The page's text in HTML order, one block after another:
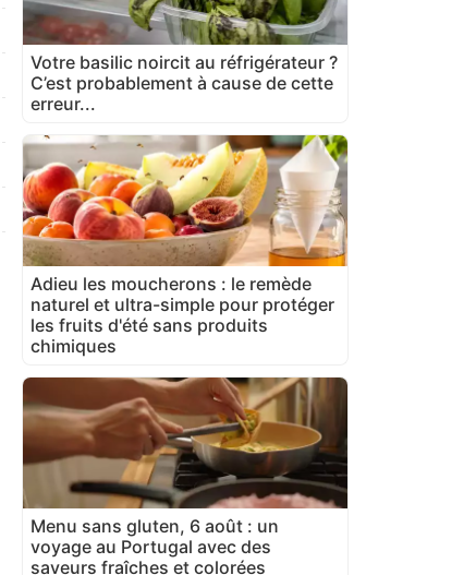
Votre basilic noircit au réfrigérateur ?
C’est probablement à cause de cette
erreur...
Adieu les moucherons : le remède
naturel et ultra-simple pour protéger
les fruits d'été sans produits
chimiques
Menu sans gluten, 6 août : un
voyage au Portugal avec des
saveurs fraîches et colorées